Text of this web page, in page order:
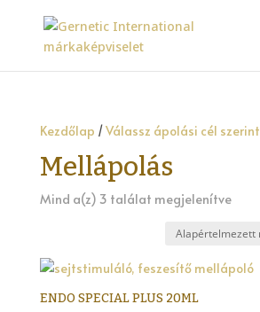
Kezdőlap /Válassz ápolási cél szerint
Mellápolás
Mind a(z) 3 találat megjelenítve
ENDO SPECIAL PLUS 20ML